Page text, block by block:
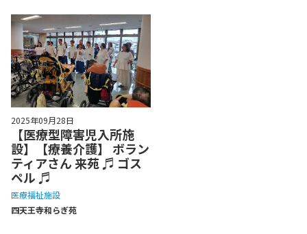
2025年09月28日
【医療型障害児入所施
設】【療養介護】 ボラン
ティアさん 来苑 ♬ ゴス
ペル ♬
医療福祉施設
四天王寺和らぎ苑